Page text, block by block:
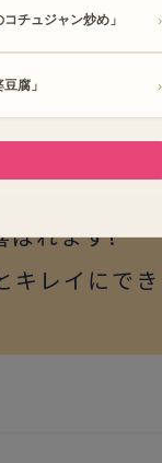
好みソース
ばれます!
キレイにで